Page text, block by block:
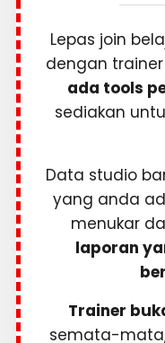
Lepas join
dengan
ada tools
sediakan
Data studio
yang anda
menukar
laporan
Trainer
semata-